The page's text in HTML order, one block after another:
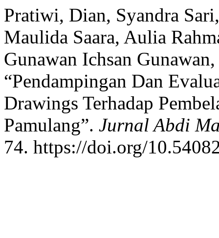
Pratiwi, Dian, Syandra
Maulida Saara, Aulia
Gunawan Ichsan
“Pendampingan Dan
Drawings Terhadap
Pamulang”. Jurnal Abdi
74. https://doi.org/